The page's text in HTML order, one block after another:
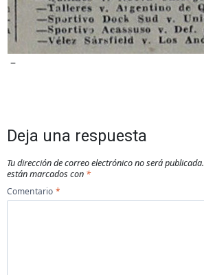
–
Deja una respuesta
Tu dirección de correo electrónico no será publicada.
están marcados con *
Comentario *